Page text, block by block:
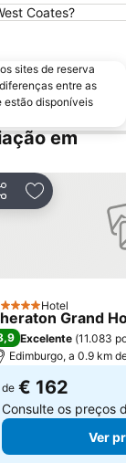
Coates?
sites de reserva
entre as
estão disponíveis
em
Adicionar
Hotel
Grand
Excelente (11.083
Edimburgo, a 0.9 km
de € 162
Consulte os preços
Ver